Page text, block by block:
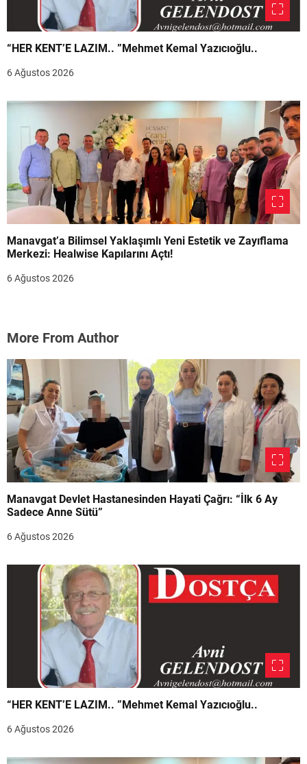
“HER KENT’E LAZIM.. ”Mehmet Kemal Yazıcıoğlu..
6 Ağustos 2026
Manavgat’a Bilimsel Yaklaşımlı Yeni Estetik ve Zayıflama
Merkezi: Healwise Kapılarını Açtı!
6 Ağustos 2026
More From Author
Manavgat Devlet Hastanesinden Hayati Çağrı: “İlk 6 Ay
Sadece Anne Sütü”
6 Ağustos 2026
“HER KENT’E LAZIM.. ”Mehmet Kemal Yazıcıoğlu..
6 Ağustos 2026